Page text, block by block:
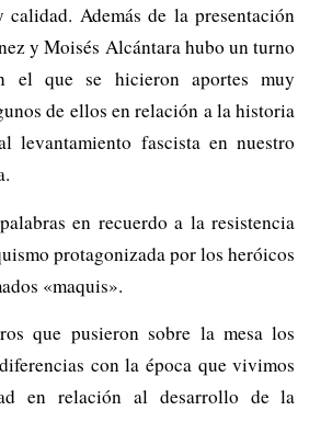
calidad. Además de la presentación
y Moisés Alcántara hubo un turno
el que se hicieron aportes muy
de ellos en relación a la historia
levantamiento fascista en nuestro
en recuerdo a la resistencia
protagonizada por los heróicos
«maquis».
que pusieron sobre la mesa los
con la época que vivimos
en relación al desarrollo de la